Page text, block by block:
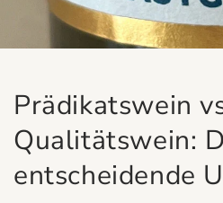
Prädikatswein
Qualitätswein:
entscheidende